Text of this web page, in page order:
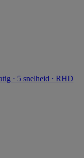
· 5 snelheid · RHD